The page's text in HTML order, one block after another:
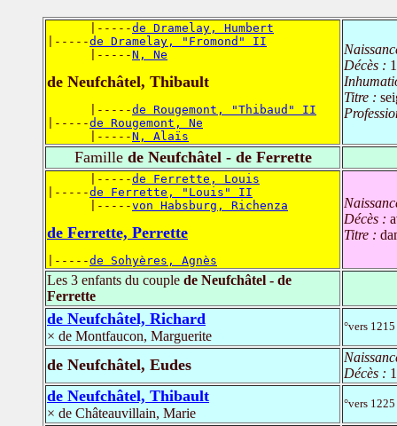
      |-----
de Dramelay, Humbert
|-----de Dramelay, "Fromond" II
      |-----
N, Ne
de Neufchâtel, Thibault
      |-----
de Rougemont, "Thibaud" II
|-----de Rougemont, Ne
      |-----
N, Alaïs
Décès :
Titre :
Famillede Neufchâtel - de Ferrette
      |-----
de Ferrette, Louis
|-----de Ferrette, "Louis" II
      |-----
von Habsburg, Richenza
de Ferrette, Perrette
|-----de Sohyères, Agnès
Décès :
Titre :
Les 3 enfants du couple de Neufchâtel - de
Ferrette
de Neufchâtel, Richard
× de Montfaucon, Marguerite
°vers
de Neufchâtel, Eudes
Décès :
de Neufchâtel, Thibault
× de Châteauvillain, Marie
°vers